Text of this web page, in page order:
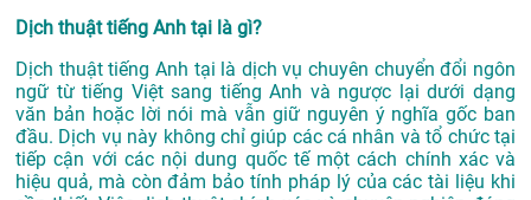
Dịch thuật tiếng Anh tại là gì?
Dịch thuật tiếng Anh tại là dịch vụ chuyên chuyển đổi ngôn
ngữ từ tiếng Việt sang tiếng Anh và ngược lại dưới dạng
văn bản hoặc lời nói mà vẫn giữ nguyên ý nghĩa gốc ban
đầu. Dịch vụ này không chỉ giúp các cá nhân và tổ chức tại
tiếp cận với các nội dung quốc tế một cách chính xác và
hiệu quả, mà còn đảm bảo tính pháp lý của các tài liệu khi